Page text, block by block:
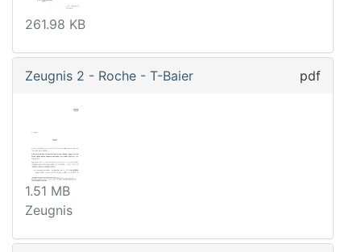
261.98 KB
Zeugnis 2 - Roche - T-Baier pdf
1.51 MB
Zeugnis